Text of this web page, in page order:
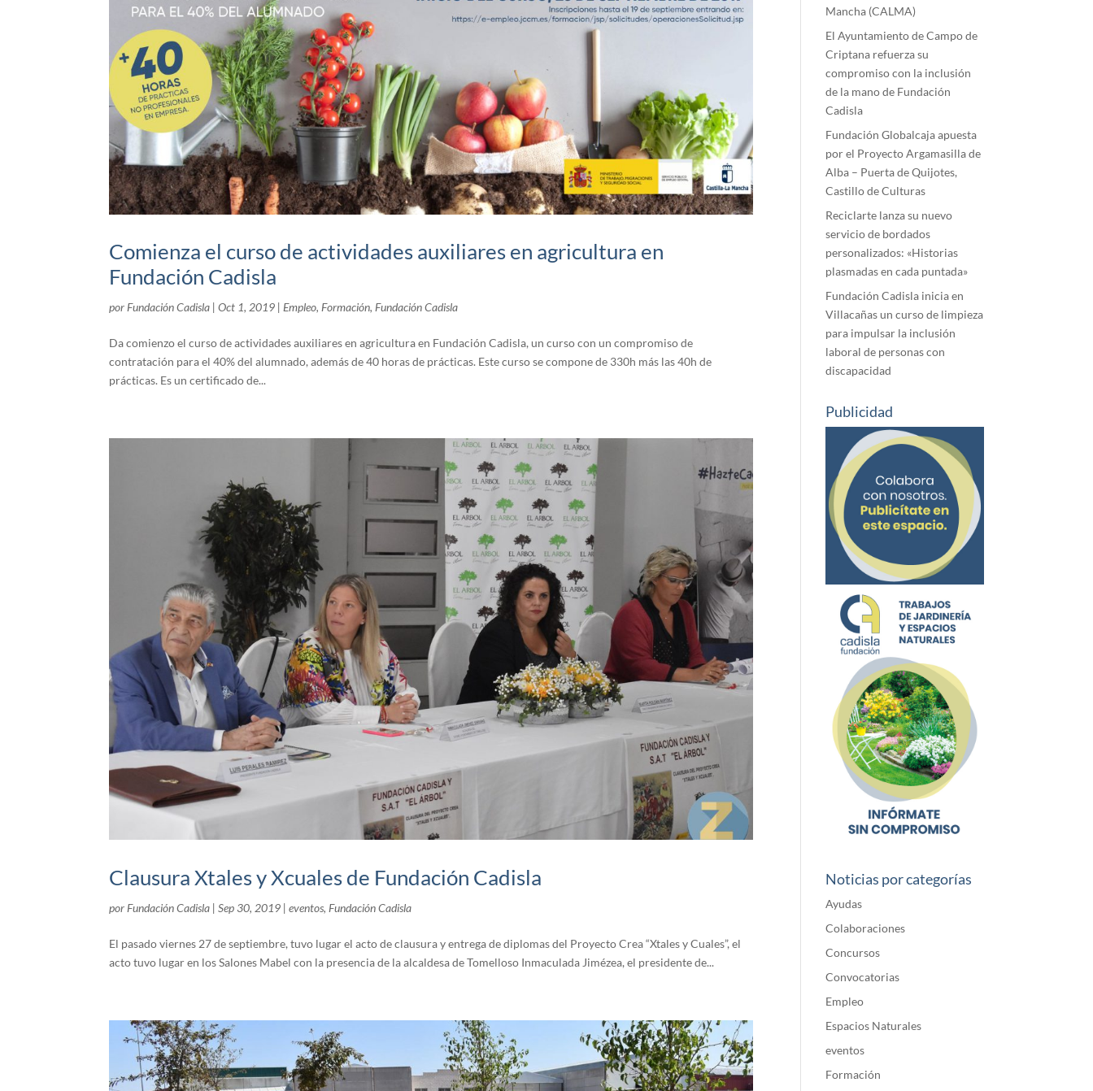
Comienza el curso de actividades auxiliares en agricultura en
Fundación Cadisla
por Fundación Cadisla |Oct 1, 2019 | Empleo, Formación, Fundación Cadisla
Da comienzo el curso de actividades auxiliares en agricultura en Fundación Cadisla, un curso con un compromiso de
contratación para el 40% del alumnado, además de 40 horas de prácticas. Este curso se compone de 330h más las 40h de
prácticas. Es un certificado de...
Clausura Xtales y Xcuales de Fundación Cadisla
por Fundación Cadisla |Sep 30, 2019 |eventos, Fundación Cadisla
El pasado viernes 27 de septiembre, tuvo lugar el acto de clausura y entrega de diplomas del Proyecto Crea “Xtales y Cuales”, el
acto tuvo lugar en los Salones Mabel con la presencia de la alcaldesa de Tomelloso Inmaculada Jimézea, el presidente de...
Mancha (CALMA)
El Ayuntamiento de Campo de
Criptana refuerza su
compromiso con la inclusión
de la mano de Fundación
Cadisla
Fundación Globalcaja apuesta
por el Proyecto Argamasilla de
Alba – Puerta de Quijotes,
Castillo de Culturas
Reciclarte lanza su nuevo
servicio de bordados
personalizados: «Historias
plasmadas en cada puntada»
Fundación Cadisla inicia en
Villacañas un curso de limpieza
para impulsar la inclusión
laboral de personas con
discapacidad
Publicidad
Noticias por categorías
Ayudas
Colaboraciones
Concursos
Convocatorias
Empleo
Espacios Naturales
eventos
Formación